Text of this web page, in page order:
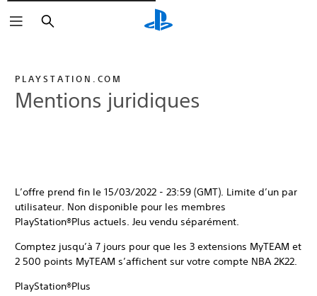
Rechercher
PLAYSTATION.COM
Mentions juridiques
L’offre prend fin le 15/03/2022 - 23:59 (GMT). Limite d’un par
utilisateur. Non disponible pour les membres
PlayStation®Plus actuels. Jeu vendu séparément.
Comptez jusqu’à 7 jours pour que les 3 extensions MyTEAM et
2 500 points MyTEAM s’affichent sur votre compte NBA 2K22.
PlayStation®Plus